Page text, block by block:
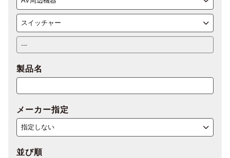
製品名
メーカー指定
並び順